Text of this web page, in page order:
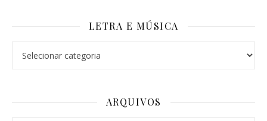
LETRA E MÚSICA
ARQUIVOS